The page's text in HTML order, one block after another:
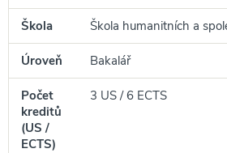
Škola Škola humanitních a
Úroveň Bakalář
Počet
kreditů
(US /
ECTS)
3 US / 6 ECTS